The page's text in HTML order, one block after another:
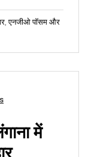
,एनजीओ पॉसम और
में